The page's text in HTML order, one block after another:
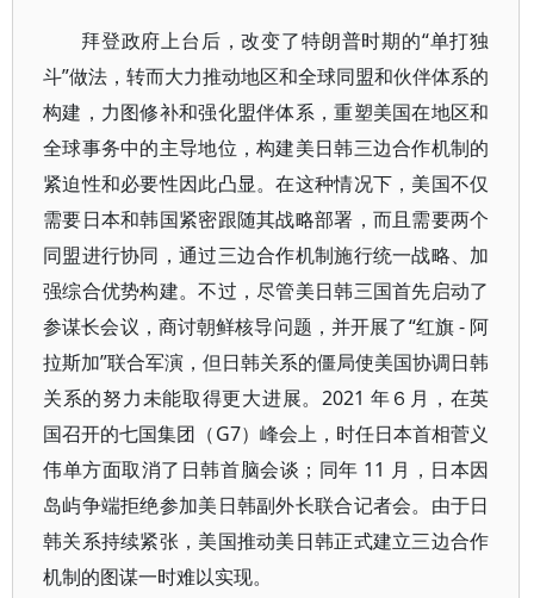
拜登政府上台后，改变了特朗普时期的“单打独
斗”做法，转而大力推动地区和全球同盟和伙伴体系的
构建，力图修补和强化盟伴体系，重塑美国在地区和
全球事务中的主导地位，构建美日韩三边合作机制的
紧迫性和必要性因此凸显。在这种情况下，美国不仅
需要日本和韩国紧密跟随其战略部署，而且需要两个
同盟进行协同，通过三边合作机制施行统一战略、加
强综合优势构建。不过，尽管美日韩三国首先启动了
参谋长会议，商讨朝鲜核导问题，并开展了“红旗 - 阿
拉斯加”联合军演，但日韩关系的僵局使美国协调日韩
关系的努力未能取得更大进展。2021 年６月，在英
国召开的七国集团（G7）峰会上，时任日本首相菅义
伟单方面取消了日韩首脑会谈；同年 11 月，日本因
岛屿争端拒绝参加美日韩副外长联合记者会。由于日
韩关系持续紧张，美国推动美日韩正式建立三边合作
机制的图谋一时难以实现。